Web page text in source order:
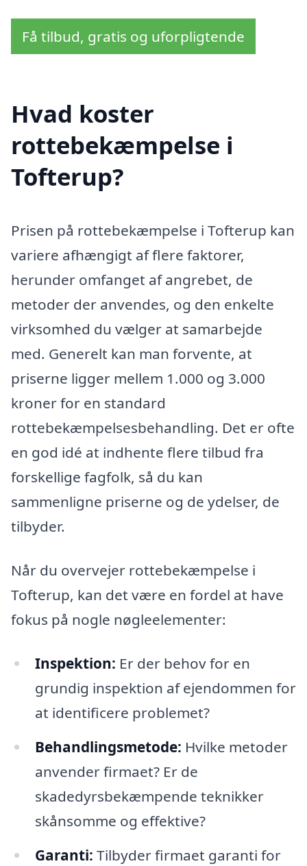
Få tilbud, gratis og uforpligtende
Hvad koster
rottebekæmpelse i
Tofterup?
Prisen på rottebekæmpelse i Tofterup kan
variere afhængigt af flere faktorer,
herunder omfanget af angrebet, de
metoder der anvendes, og den enkelte
virksomhed du vælger at samarbejde
med. Generelt kan man forvente, at
priserne ligger mellem 1.000 og 3.000
kroner for en standard
rottebekæmpelsesbehandling. Det er ofte
en god idé at indhente flere tilbud fra
forskellige fagfolk, så du kan
sammenligne priserne og de ydelser, de
tilbyder.
Når du overvejer rottebekæmpelse i
Tofterup, kan det være en fordel at have
fokus på nogle nøgleelementer:
Inspektion: Er der behov for en
grundig inspektion af ejendommen for
at identificere problemet?
Behandlingsmetode: Hvilke metoder
anvender firmaet? Er de
skadedyrsbekæmpende teknikker
skånsomme og effektive?
Garanti: Tilbyder firmaet garanti for